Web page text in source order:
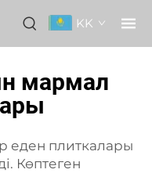
KK
мармал
еден плиткалары
Көптеген